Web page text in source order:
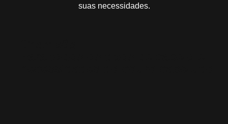
suas necessidades.